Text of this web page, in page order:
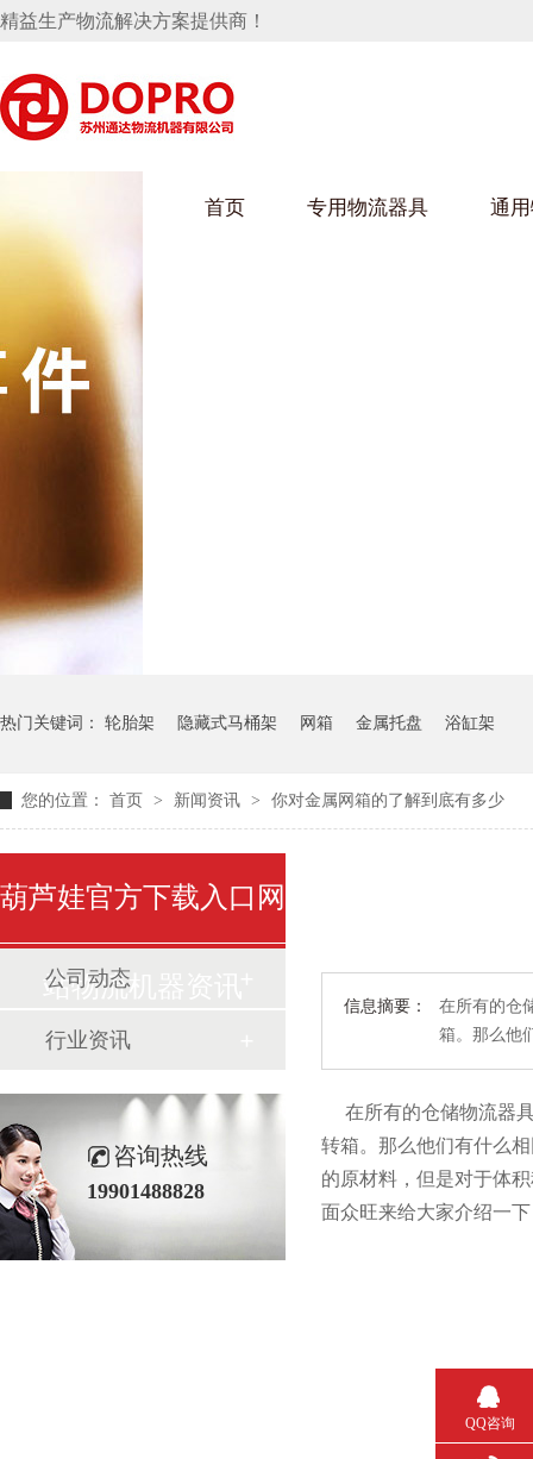
精益生产物流解决方案提供商！
首页 专用物流器具
葫芦娃下载最污架
保险杠料架
消声器料架
通
车
料架
桶水箱支架
行业
热门关键词： 轮胎架 隐藏式马桶架 网箱 金属托盘 浴缸架
您的位置： 首页 > 新闻资讯 > 你对金属网箱的了解到底有多少
信息摘要：
在所有的仓储
箱。那
在所有的仓储物流器具当
转箱。那么他们有什
的原材料，但是对于体积
面众旺来给大家介绍一下
葫芦娃官方下载入口网
站物流机器资讯
公司动态
行业资讯
咨询热线
19901488828
QQ咨询